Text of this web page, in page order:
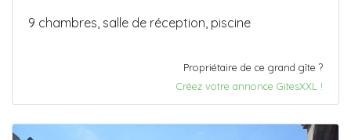
9 chambres, salle de réception, piscine
Propriétaire de ce grand gîte ?
Créez votre annonce GitesXXL !